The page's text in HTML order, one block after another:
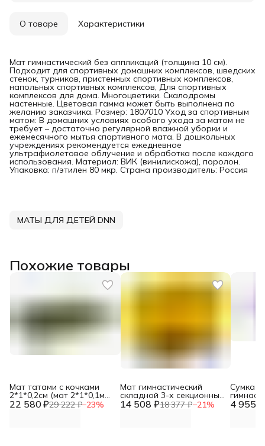
О товаре Характеристики
Мат гимнастический без аппликаций (толщина 10 см).
Подходит для спортивных домашних комплексов, шведских
стенок, турников, пристенных спортивных комплексов,
напольных спортивных комплексов, Для спортивных
комплексов для дома. Многоцветики. Скалодромы
настенные. Цветовая гамма может быть выполнена по
желанию заказчика. Размер: 1807010 Уход за спортивным
матом: В домашних условиях особого ухода за матом не
требует – достаточно регулярной влажной уборки и
ежемесячного мытья спортивного мата. В дошкольных
учреждениях рекомендуется ежедневное
ультрафиолетовое облучение и обработка после каждого
использования. Материал: ВИК (винилискожа), поролон.
Упаковка: п/этилен 80 мкр. Страна производитель: Россия
МАТЫ ДЛЯ ДЕТЕЙ DNN
Похожие товары
22 580 ₽29 222 ₽−23%
Мат татами с кочками
2*1*0,2см (мат 2*1*0,1м
полуцилиндр 14 508 ₽18 377 ₽−21%
Мат гимнастический
складной 3-х секционный
150*100*10 DNN 4 955 ₽
Сумка